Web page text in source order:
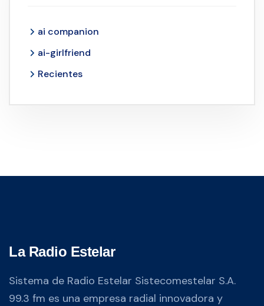
ai companion
ai-girlfriend
Recientes
La Radio Estelar
Sistema de Radio Estelar Sistecomestelar S.A.
99.3 fm es una empresa radial innovadora y